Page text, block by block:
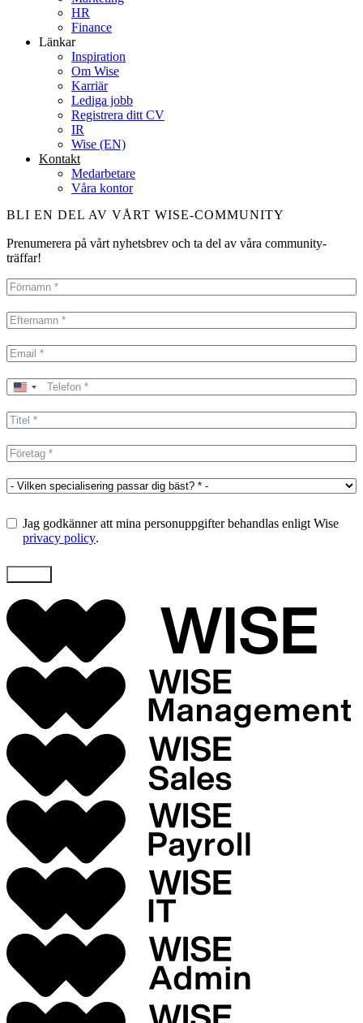
HR
Finance
Länkar
Inspiration
Om Wise
Karriär
Lediga jobb
Registrera ditt CV
IR
Wise (EN)
Kontakt
Medarbetare
Våra kontor
BLI EN DEL AV VÅRT WISE-COMMUNITY
Prenumerera på vårt nyhetsbrev och ta del av våra community-
träffar!
United
+1
Jag godkänner att mina personuppgifter behandlas enligt Wise
privacy policy.